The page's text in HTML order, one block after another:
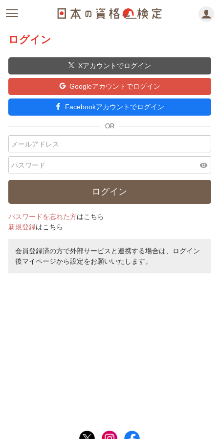
ログイン
Xアカウントでログイン
Googleアカウントでログイン
Facebookアカウントでログイン
visibility
パスワードを忘れた方はこちら
新規登録はこちら
会員登録済の方で外部サービスと連携する場合は、ログイン
後マイページから設定をお願いいたします。